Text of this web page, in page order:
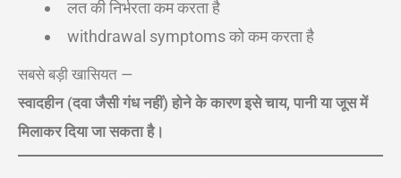
लत की निर्भरता कम करता है
withdrawal symptoms को कम करता है
सबसे बड़ी खासियत —
स्वादहीन (दवा जैसी गंध नहीं) होने के कारण इसे चाय, पानी या जूस में
मिलाकर दिया जा सकता है।